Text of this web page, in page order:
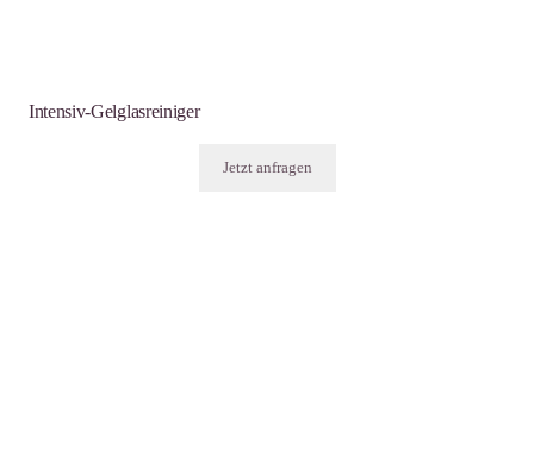
Intensiv-Gelglasreiniger
Jetzt anfragen